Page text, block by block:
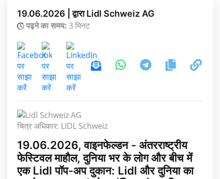
19.06.2026 | द्वारा Lidl Schweiz AG
पढ़ने का समय: 3 मिनट
चित्र अधिकार: LIDL Schweiz
19.06.2026, वाइनफेल्डन - अंतरराष्ट्रीय
फेस्टिवल माहौल, दुनिया भर के लोग और बीच में
एक Lidl पॉप-अप दुकान: Lidl और दुनिया का